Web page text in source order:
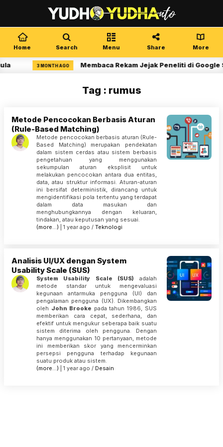
Home Search Menu Share More
3 MONTH AGO Membaca Rekam Jejak Peneliti di Google
Tag : rumus
Metode Pencocokan Berbasis Aturan
(Rule-Based Matching)
Metode pencocokan berbasis aturan (Rule-
Based Matching) merupakan pendekatan
dalam sistem cerdas atau sistem berbasis
pengetahuan yang menggunakan
sekumpulan aturan eksplisit untuk
melakukan pencocokan antara dua entitas,
data, atau struktur informasi. Aturan-aturan
ini bersifat deterministik, dirancang untuk
mengidentifikasi pola tertentu yang terdapat
dalam data masukan dan
menghubungkannya dengan keluaran,
tindakan, atau keputusan yang sesuai.
(more…) | 1 year ago / Teknologi
Analisis UI/UX dengan System
Usability Scale (SUS)
System Usability Scale (SUS) adalah
metode standar untuk mengevaluasi
kegunaan antarmuka pengguna (UI) dan
pengalaman pengguna (UX). Dikembangkan
oleh John Brooke pada tahun 1986, SUS
memberikan cara cepat, sederhana, dan
efektif untuk mengukur seberapa baik suatu
sistem diterima oleh pengguna. Dengan
hanya menggunakan 10 pertanyaan, metode
ini memberikan skor yang mencerminkan
persepsi pengguna terhadap kegunaan
suatu produk atau sistem.
(more…) | 1 year ago / Desain